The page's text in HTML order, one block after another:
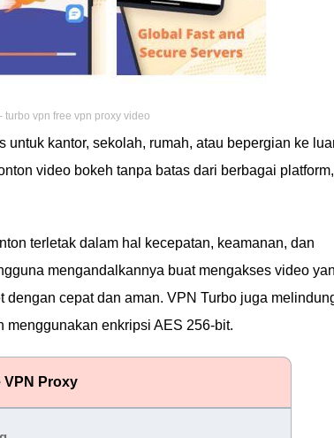
turbo vpn free vpn proxy video
untuk kantor, sekolah, rumah, atau bepergian ke
video bokeh tanpa batas dari berbagai platform,
terletak dalam hal kecepatan, keamanan, dan
mengandalkannya buat mengakses video
cepat dan aman. VPN Turbo juga
menggunakan enkripsi AES 256-bit.
VPN Proxy